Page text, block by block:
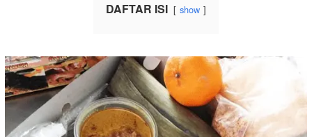
DAFTAR ISI show